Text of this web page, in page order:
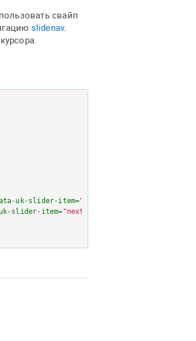
свайп
slidenav.
uk-slider-item="previous"
slider-item= "next"